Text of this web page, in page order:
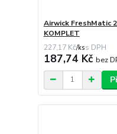
Airwick FreshMatic
KOMPLET
227,17 Kč/ks
187,74 Kč bez